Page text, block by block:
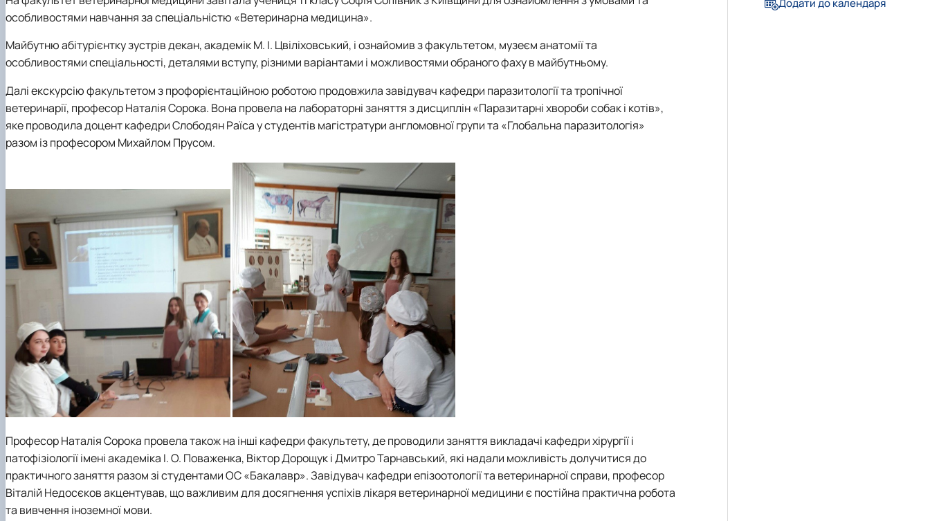
Навчально-методична комісія
ННВ Клінічний центр "Ветмедсервіс"
Адміністрація
Кодекс поведінки лікаря ветеринарної медицини
Наші випускники
Почесні доктори та професори НУБіП України рекомендовані вченою радою факультет…
Вони нагороджені відзнакою "За заслуги перед факультетом ветеринарної медицини …
Вибіркові дисципліни "Ветеринарна медицина"
Портфоліо здобувачів вищої освіти
Вступ 2018 рік
Інформація для студентів
Виробнича практика
Фізіології хребетних і фармакології
особливостями навчання за спеціальністю «Ветеринарна медицина».
Майбутню абітурієнтку зустрів декан, академік М. І. Цвіліховський, і ознайомив з факультетом, музеєм анатомії та
особливостями спеціальності, деталями вступу, різними варіантами і можливостями обраного фаху в майбутньому.
Далі екскурсію факультетом з профорієнтаційною роботою продовжила завідувач кафедри паразитології та тропічної
ветеринарії, професор Наталія Сорока. Вона провела на лабораторні заняття з дисциплін «Паразитарні хвороби собак і котів»,
яке проводила доцент кафедри Слободян Раїса у студентів магістратури англомовної групи та «Глобальна паразитологія»
разом із професором Михайлом Прусом.
Професор Наталія Сорока провела також на інші кафедри факультету, де проводили заняття викладачі кафедри хірургії і
патофізіології імені академіка І. О. Поваженка, Віктор Дорощук і Дмитро Тарнавський, які надали можливість долучитися до
практичного заняття разом зі студентами ОС «Бакалавр». Завідувач кафедри епізоотології та ветеринарної справи, професор
Віталій Недосєков акцентував, що важливим для досягнення успіхів лікаря ветеринарної медицини є постійна практична робота
та вивчення іноземної мови.
Додати до календаря